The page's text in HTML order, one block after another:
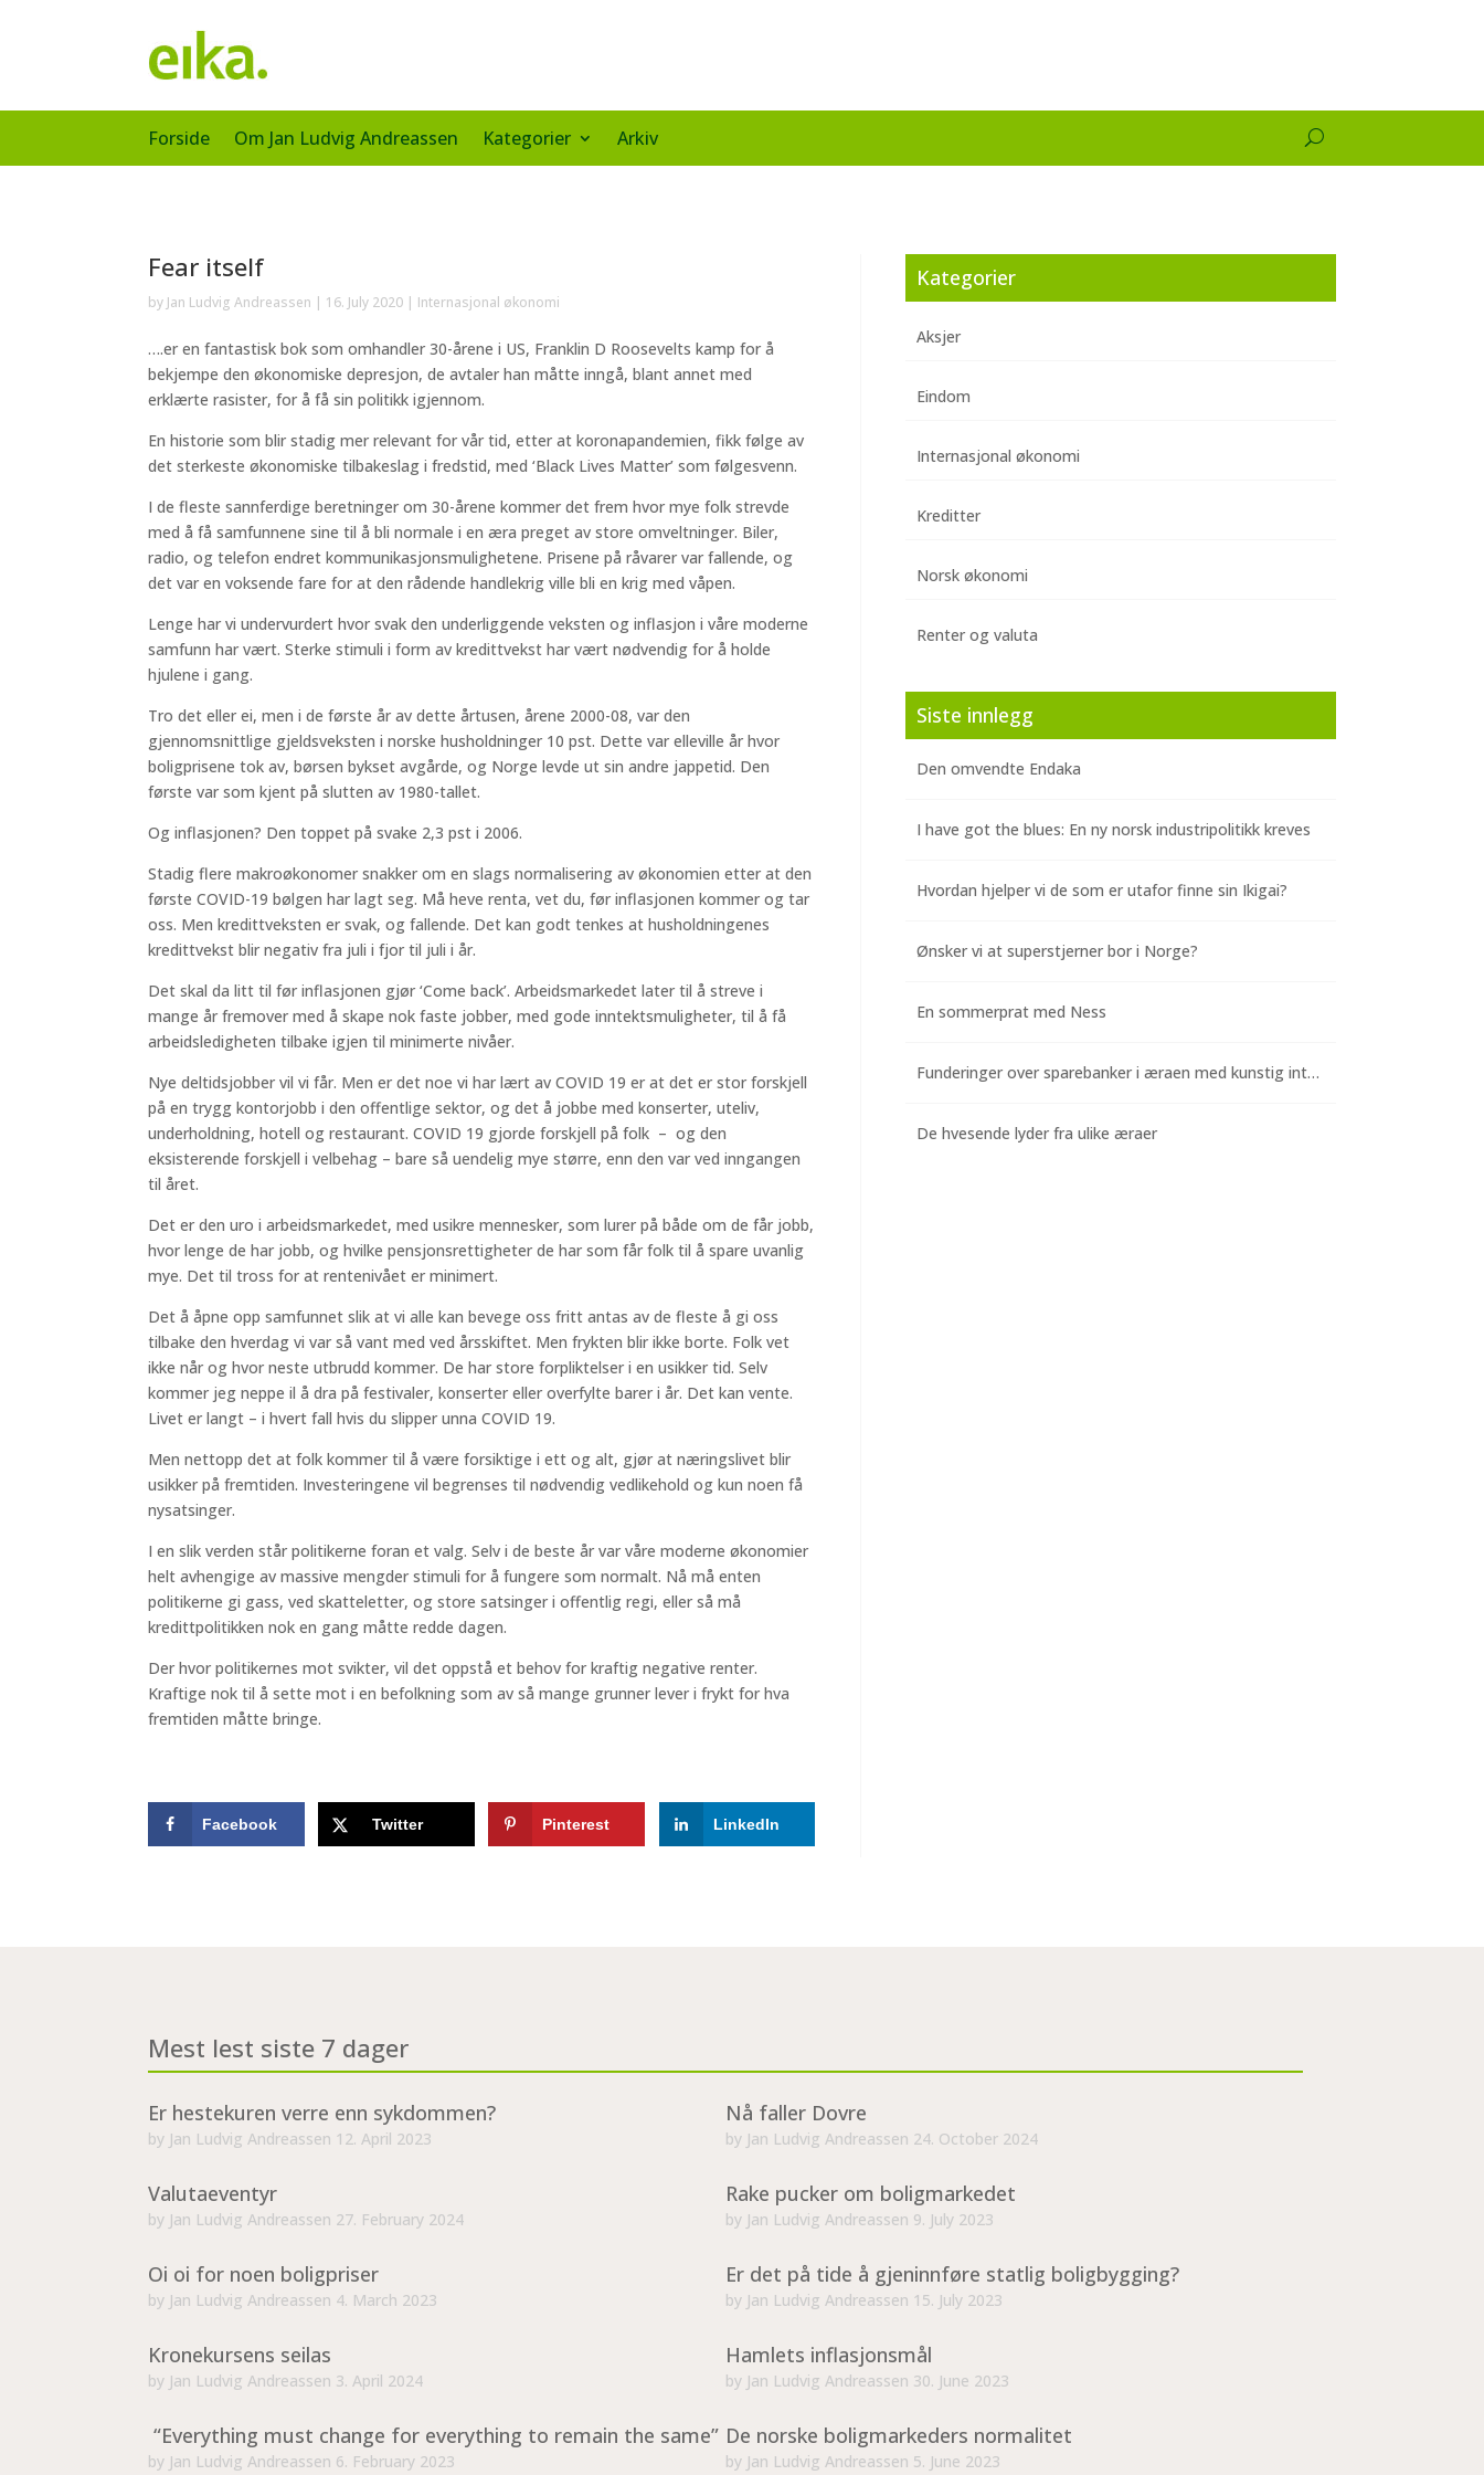
Forside Om Jan Ludvig Andreassen Kategorier Arkiv
Fear itself
by Jan Ludvig Andreassen | 16. July 2020 | Internasjonal økonomi
….er en fantastisk bok som omhandler 30-årene i US, Franklin D Roosevelts kamp for å
bekjempe den økonomiske depresjon, de avtaler han måtte inngå, blant annet med
erklærte rasister, for å få sin politikk igjennom.
En historie som blir stadig mer relevant for vår tid, etter at koronapandemien, fikk følge av
det sterkeste økonomiske tilbakeslag i fredstid, med ‘Black Lives Matter’ som følgesvenn.
I de fleste sannferdige beretninger om 30-årene kommer det frem hvor mye folk strevde
med å få samfunnene sine til å bli normale i en æra preget av store omveltninger. Biler,
radio, og telefon endret kommunikasjonsmulighetene. Prisene på råvarer var fallende, og
det var en voksende fare for at den rådende handlekrig ville bli en krig med våpen.
Lenge har vi undervurdert hvor svak den underliggende veksten og inflasjon i våre moderne
samfunn har vært. Sterke stimuli i form av kredittvekst har vært nødvendig for å holde
hjulene i gang.
Tro det eller ei, men i de første år av dette årtusen, årene 2000-08, var den
gjennomsnittlige gjeldsveksten i norske husholdninger 10 pst. Dette var elleville år hvor
boligprisene tok av, børsen bykset avgårde, og Norge levde ut sin andre jappetid. Den
første var som kjent på slutten av 1980-tallet.
Og inflasjonen? Den toppet på svake 2,3 pst i 2006.
Stadig flere makroøkonomer snakker om en slags normalisering av økonomien etter at den
første COVID-19 bølgen har lagt seg. Må heve renta, vet du, før inflasjonen kommer og tar
oss. Men kredittveksten er svak, og fallende. Det kan godt tenkes at husholdningenes
kredittvekst blir negativ fra juli i fjor til juli i år.
Det skal da litt til før inflasjonen gjør ‘Come back’. Arbeidsmarkedet later til å streve i
mange år fremover med å skape nok faste jobber, med gode inntektsmuligheter, til å få
arbeidsledigheten tilbake igjen til minimerte nivåer.
Nye deltidsjobber vil vi får. Men er det noe vi har lært av COVID 19 er at det er stor forskjell
på en trygg kontorjobb i den offentlige sektor, og det å jobbe med konserter, uteliv,
underholdning, hotell og restaurant. COVID 19 gjorde forskjell på folk – og den
eksisterende forskjell i velbehag – bare så uendelig mye større, enn den var ved inngangen
til året.
Det er den uro i arbeidsmarkedet, med usikre mennesker, som lurer på både om de får jobb,
hvor lenge de har jobb, og hvilke pensjonsrettigheter de har som får folk til å spare uvanlig
mye. Det til tross for at rentenivået er minimert.
Det å åpne opp samfunnet slik at vi alle kan bevege oss fritt antas av de fleste å gi oss
tilbake den hverdag vi var så vant med ved årsskiftet. Men frykten blir ikke borte. Folk vet
ikke når og hvor neste utbrudd kommer. De har store forpliktelser i en usikker tid. Selv
kommer jeg neppe il å dra på festivaler, konserter eller overfylte barer i år. Det kan vente.
Livet er langt – i hvert fall hvis du slipper unna COVID 19.
Men nettopp det at folk kommer til å være forsiktige i ett og alt, gjør at næringslivet blir
usikker på fremtiden. Investeringene vil begrenses til nødvendig vedlikehold og kun noen få
nysatsinger.
I en slik verden står politikerne foran et valg. Selv i de beste år var våre moderne økonomier
helt avhengige av massive mengder stimuli for å fungere som normalt. Nå må enten
politikerne gi gass, ved skatteletter, og store satsinger i offentlig regi, eller så må
kredittpolitikken nok en gang måtte redde dagen.
Der hvor politikernes mot svikter, vil det oppstå et behov for kraftig negative renter.
Kraftige nok til å sette mot i en befolkning som av så mange grunner lever i frykt for hva
fremtiden måtte bringe.
Facebook Twitter Pinterest LinkedIn
Kategorier
Aksjer
Eindom
Internasjonal økonomi
Kreditter
Norsk økonomi
Renter og valuta
Siste innlegg
Den omvendte Endaka
I have got the blues: En ny norsk industripolitikk kreves
Hvordan hjelper vi de som er utafor finne sin Ikigai?
Ønsker vi at superstjerner bor i Norge?
En sommerprat med Ness
Funderinger over sparebanker i æraen med kunstig intelligens
De hvesende lyder fra ulike æraer
Mest lest siste 7 dager
Er hestekuren verre enn sykdommen?
by Jan Ludvig Andreassen 12. April 2023
Nå faller Dovre
by Jan Ludvig Andreassen 24. October 2024
Valutaeventyr
by Jan Ludvig Andreassen 27. February 2024
Rake pucker om boligmarkedet
by Jan Ludvig Andreassen 9. July 2023
Oi oi for noen boligpriser
by Jan Ludvig Andreassen 4. March 2023
Er det på tide å gjeninnføre statlig boligbygging?
by Jan Ludvig Andreassen 15. July 2023
Kronekursens seilas
by Jan Ludvig Andreassen 3. April 2024
Hamlets inflasjonsmål
by Jan Ludvig Andreassen 30. June 2023
“Everything must change for everything to remain the same”
by Jan Ludvig Andreassen 6. February 2023
De norske boligmarkeders normalitet
by Jan Ludvig Andreassen 5. June 2023